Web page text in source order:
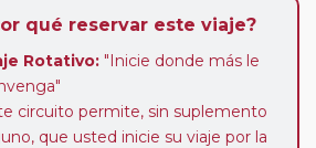
qué reservar este viaje?
Rotativo: "Inicie donde más le
circuito permite, sin suplemento
que usted inicie su viaje por la